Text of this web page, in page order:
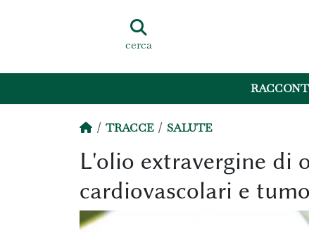
cerca
TRACCE SALUTE
L'olio extravergine di
cardiovascolari e